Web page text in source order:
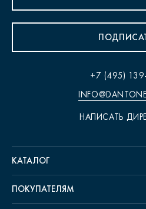
+7 (495)
НАПИСАТЬ
КАТАЛОГ
ПОКУПАТЕЛЯМ